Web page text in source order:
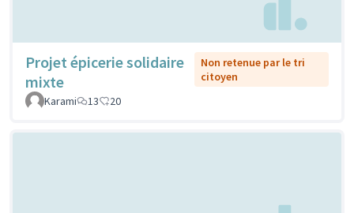
Projet épicerie solidaire
mixte
Non retenue par le tri
citoyen
Karami
13 20